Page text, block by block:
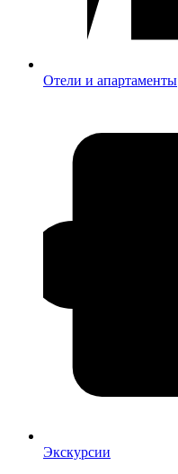
Отели и апартаменты
Экскурсии